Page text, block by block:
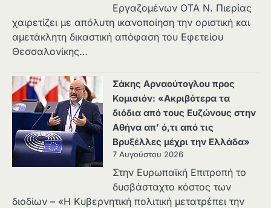
Εργαζομένων ΟΤΑ Ν. Πιερίας
χαιρετίζει με απόλυτη ικανοποίηση την οριστική και
αμετάκλητη δικαστική απόφαση του Εφετείου
Θεσσαλονίκης…
Σάκης Αρναούτογλου προς
Κομισιόν: «Ακριβότερα τα
διόδια από τους Ευζώνους στην
Αθήνα απ’ ό,τι από τις
Βρυξέλλες μέχρι την Ελλάδα»
7 Αυγούστου 2026
Στην Ευρωπαϊκή Επιτροπή το
δυσβάσταχτο κόστος των
διοδίων – «Η Κυβερνητική πολιτική μετατρέπει την